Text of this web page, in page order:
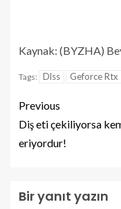
Kaynak: (BYZHA)
Tags: Dlss Geforce Rtx
Previous
Diş eti çekiliyorsa
eriyordur!
Bir yanıt yazın